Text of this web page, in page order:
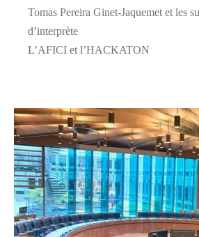
Tomas Pereira Ginet-Jaquemet et les
d’interprète
L’AFICI et l’HACKATON